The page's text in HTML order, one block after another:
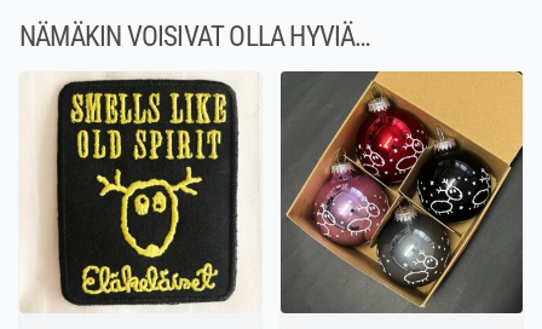
NÄMÄKIN VOISIVAT OLLA HYVIÄ…